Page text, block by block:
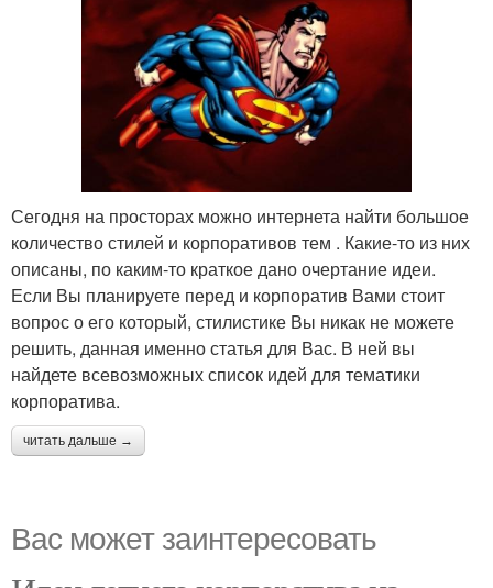
Сегодня на просторах можно интернета найти большое
количество стилей и корпоративов тем . Какие-то из них
описаны, по каким-то краткое дано очертание идеи.
Если Вы планируете перед и корпоратив Вами стоит
вопрос о его который, стилистике Вы никак не можете
решить, данная именно статья для Вас. В ней вы
найдете всевозможных список идей для тематики
корпоратива.
читать дальше →
Вас может заинтересовать